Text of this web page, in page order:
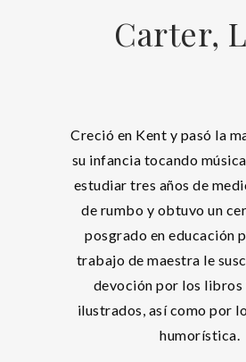
Carter,
Creció en Kent y pasó la
su infancia tocando
estudiar tres años de
de rumbo y obtuvo un
posgrado en educación
trabajo de maestra le
devoción por los libros
ilustrados, así como por
humorística.